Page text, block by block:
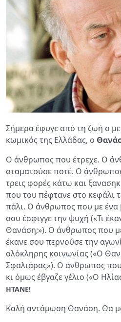
Σήμερα έφυγε από τη ζωή ο
κωμικός της Ελλάδας, ο
Ο άνθρωπος που έτρεχε. Ο
σταματούσε ποτέ. Ο
τρεις φορές κάτω και
που του πέφτανε στο κεφάλι
πάλι. Ο άνθρωπος που με ένα
σου έσφιγγε την ψυχή («Τι
Θανάση;»). Ο άνθρωπος που
έκανε σου περνούσε την
ολόκληρης κοινωνίας («Ο
Σφαλιάρας»). Ο άνθρωπος
κι όμως έβγαζε γέλιο («Ο
ΗΤΑΝΕ!
Καλή αντάμωση Θανάση. Θα